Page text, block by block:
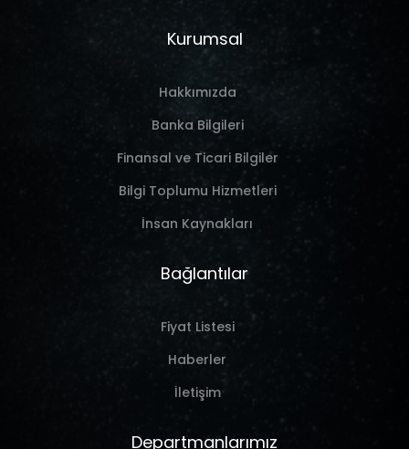
Kurumsal
Hakkımızda
Banka Bilgileri
Finansal ve Ticari Bilgiler
Bilgi Toplumu Hizmetleri
İnsan Kaynakları
Bağlantılar
Fiyat Listesi
Haberler
İletişim
Departmanlarımız